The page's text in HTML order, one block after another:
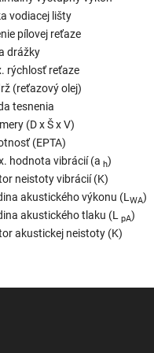
vodiacej lišty
pílovej reťaze
drážky
rýchlosť reťaze
(reťazový olej)
tesnenia
(D x Š x V)
(EPTA)
hodnota vibrácií (a h)
neistoty vibrácií (K)
akustického výkonu (L WA)
akustického tlaku (L
pA)
akustickej neistoty (K)